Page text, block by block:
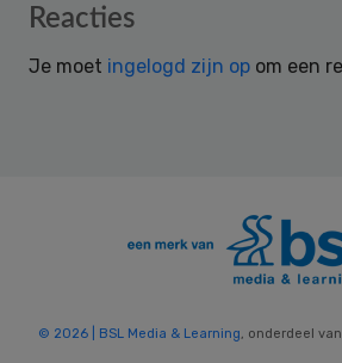
Reader
Reacties
Je moet ingelogd zijn op om een
© 2026 | BSL Media & Learning, onderdeel van